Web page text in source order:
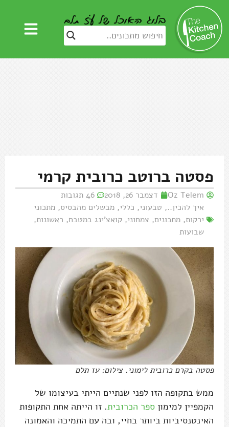
פסטה ברוטב כרובית קרמי
Oz Telem דצמבר 26, 2018
46 תגובות
איך להכין.., טבעוני, כללי, מבשלים מהבסיס, מתכוני
ירקות, מתכונים, צמחוני, קואצ'ינג במטבח, ראשונות,
שבועות
פסטה בקרם כרובית לימוני. צילום: עז תלם
ממש בתקופה הזו לפני שנתיים הייתי בעיצומו של
הקמפיין למימון ספר הכרובית. זו הייתה אחת התקופות
האינטנסיביות ביותר בחיי, ובה עם התמיכה והאמונה